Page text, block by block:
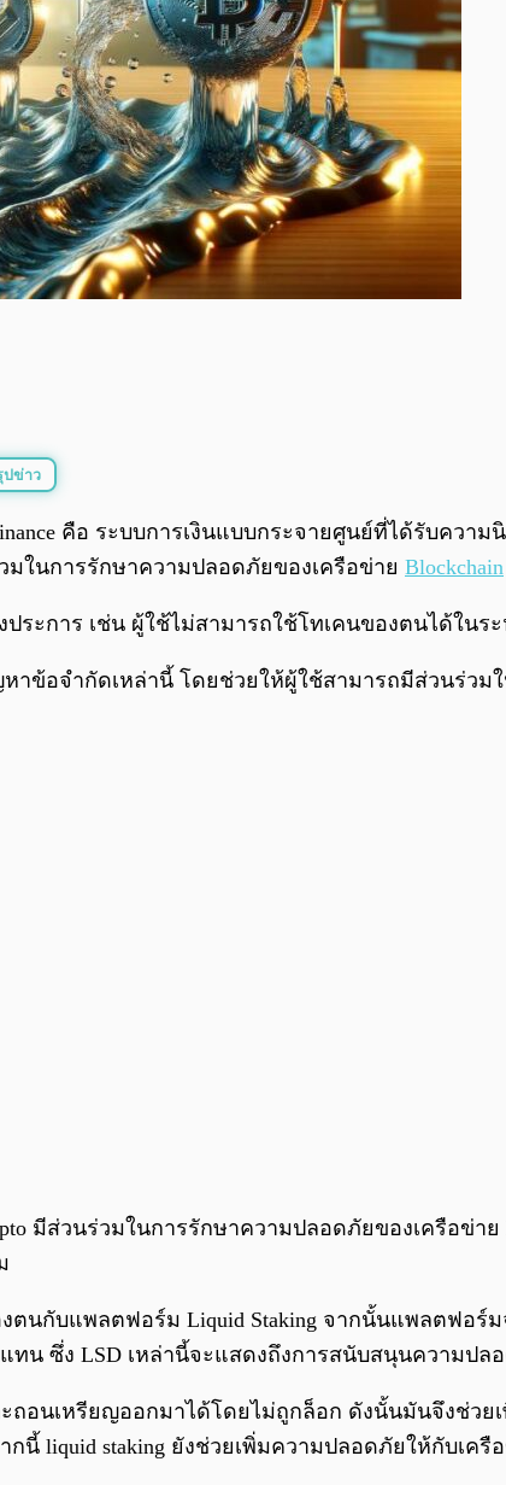
ปข่าว
คือ ระบบการเงินแบบกระจายศูนย์ที่ได้รับคว
มในการรักษาความปลอดภัยของเครือข่าย Blockchain
ระการ เช่น ผู้ใช้ไม่สามารถใช้โทเคนของตนได้ในร
าข้อจำกัดเหล่านี้ โดยช่วยให้ผู้ใช้สามารถมีส่วนร่ว
มีส่วนร่วมในการรักษาความปลอดภัยของเครือข่
ตนกับแพลตฟอร์ม Liquid Staking จากนั้นแพลตฟอร์
แทน ซึ่ง LSD เหล่านี้จะแสดงถึงการสนับสนุนความป
ถอนเหรียญออกมาได้โดยไม่ถูกล็อก ดังนั้นมันจึงช่ว
นี้ liquid staking ยังช่วยเพิ่มความปลอดภัยให้กับเครื